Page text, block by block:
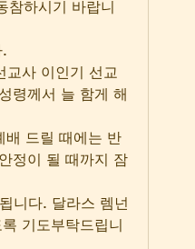
참하시기 바랍니
.
교사 이인기 선교
령께서 늘 함게 해
배 드릴 때에는 반
정이 될 때까지 잠
니다. 달라스 렘넌
기도부탁드립니